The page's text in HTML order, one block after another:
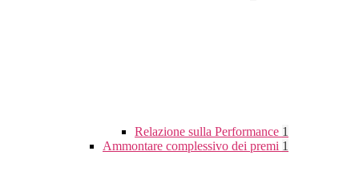
Relazione sulla Performance 1
Ammontare complessivo dei premi 1